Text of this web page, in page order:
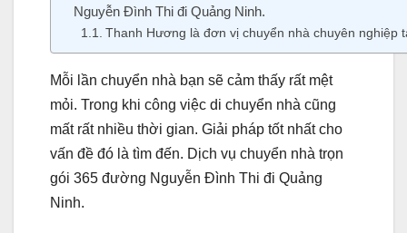
Nguyễn Đình Thi đi Quảng Ninh.
Thanh Hương là đơn vị chuyển nhà chuyên nghiệp
Mỗi lần chuyển nhà bạn sẽ cảm thấy rất mệt
mỏi. Trong khi công việc di chuyển nhà cũng
mất rất nhiều thời gian. Giải pháp tốt nhất cho
vấn đề đó là tìm đến. Dịch vụ chuyển nhà trọn
gói 365 đường Nguyễn Đình Thi đi Quảng
Ninh.